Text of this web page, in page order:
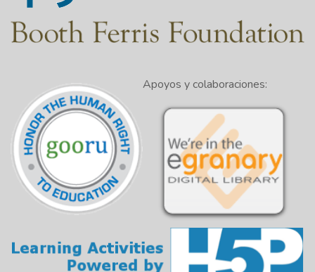
Apoyos y colaboraciones: